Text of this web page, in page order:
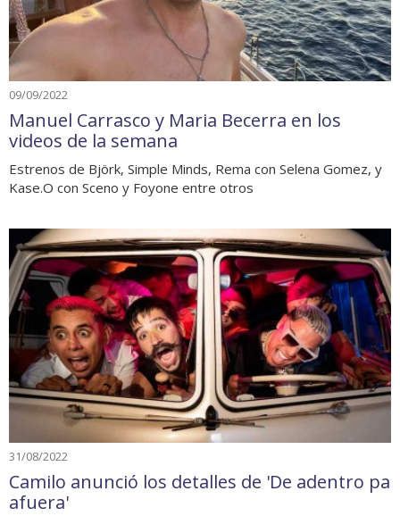
09/09/2022
Manuel Carrasco y Maria Becerra en los
videos de la semana
Estrenos de Björk, Simple Minds, Rema con Selena Gomez, y
Kase.O con Sceno y Foyone entre otros
31/08/2022
Camilo anunció los detalles de 'De adentro pa
afuera'